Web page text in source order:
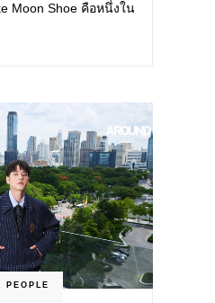
Moon Shoe คือหนึ่งใน
มาอีกครั้ง พร้อมพาเรื่อง
PEOPLE